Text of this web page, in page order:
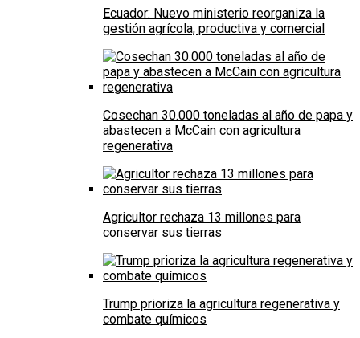
Ecuador: Nuevo ministerio reorganiza la
gestión agrícola, productiva y comercial
Cosechan 30.000 toneladas al año de papa y
abastecen a McCain con agricultura
regenerativa
Agricultor rechaza 13 millones para
conservar sus tierras
Trump prioriza la agricultura regenerativa y
combate químicos